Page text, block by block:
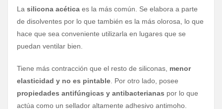
La silicona acéticaes la más común. Se elabora a parte
de disolventes por lo que también es la más olorosa, lo que
hace que sea conveniente utilizarla en lugares que se
puedan ventilar bien.
Tiene más contracción que el resto de siliconas, menor
elasticidad y no es pintable. Por otro lado, posee
propiedades antifúngicas y antibacterianas por lo que
actúa como un sellador altamente adhesivo antimoho.